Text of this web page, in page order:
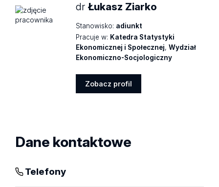
drŁukasz Ziarko
Stanowisko: adiunkt
Pracuje w: Katedra Statystyki
Ekonomicznej i Społecznej,Wydział
Ekonomiczno-Socjologiczny
Zobacz profil
Dane kontaktowe
Telefony